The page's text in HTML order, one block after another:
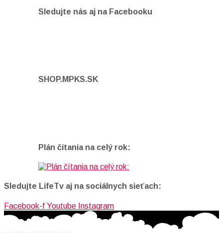
Sledujte nás aj na Facebooku
SHOP.MPKS.SK
Plán čítania na celý rok:
Sledujte LifeTv aj na sociálnych sieťach:
Facebook-f Youtube Instagram